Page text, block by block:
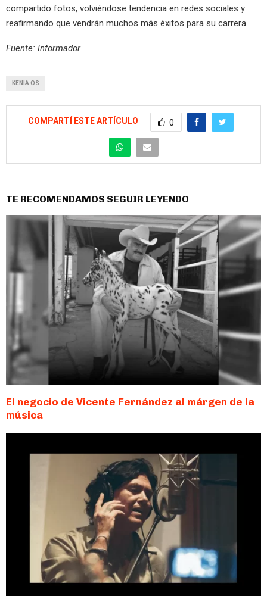
compartido fotos, volviéndose tendencia en redes sociales y
reafirmando que vendrán muchos más éxitos para su carrera.
Fuente: Informador
KENIA OS
COMPARTÍ ESTE ARTÍCULO 0
TE RECOMENDAMOS SEGUIR LEYENDO
El negocio de Vicente Fernández al márgen de la
música